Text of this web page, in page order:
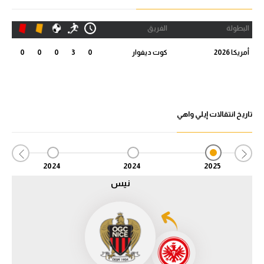
الدوري السعودي للمحترفين
دوري أبطال أوروبا
أقسام
الكرة المصرية
البطولة الفريق
أمريكا 2026 كوت ديفوار 0
3
0
0
0
تاريخ انتقالات إيلي واهي
2025
2024
2024
نيس